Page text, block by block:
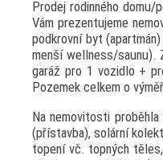
Prodej rodinného
Vám prezentujeme
podkrovní byt
menší wellness/saunu).
garáž pro 1 vozidlo +
Pozemek celkem o
Na nemovitosti
(přístavba), solární
topení vč. topných